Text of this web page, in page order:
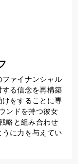
ァイナンシャル
る信念を再構築
をすることに専
ンドを持つ彼女
略と組み合わせ
に力を与えてい